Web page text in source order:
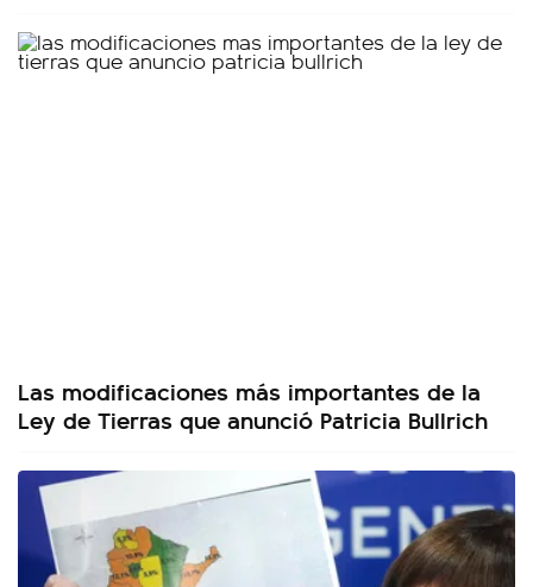
Las modificaciones más importantes de la
Ley de Tierras que anunció Patricia Bullrich